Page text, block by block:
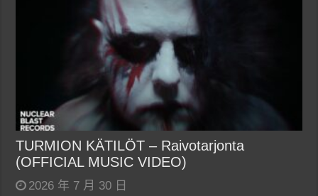
TURMION KÄTILÖT – Raivotarjonta
(OFFICIAL MUSIC VIDEO)
2026 年 7 月 30 日